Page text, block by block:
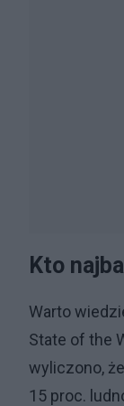
Kto
Warto
State of the
wyliczono,
15 proc.